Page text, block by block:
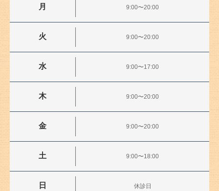
月 9:00〜20:00
火 9:00〜20:00
水 9:00〜17:00
木 9:00〜20:00
金 9:00〜20:00
土 9:00〜18:00
日 休診日